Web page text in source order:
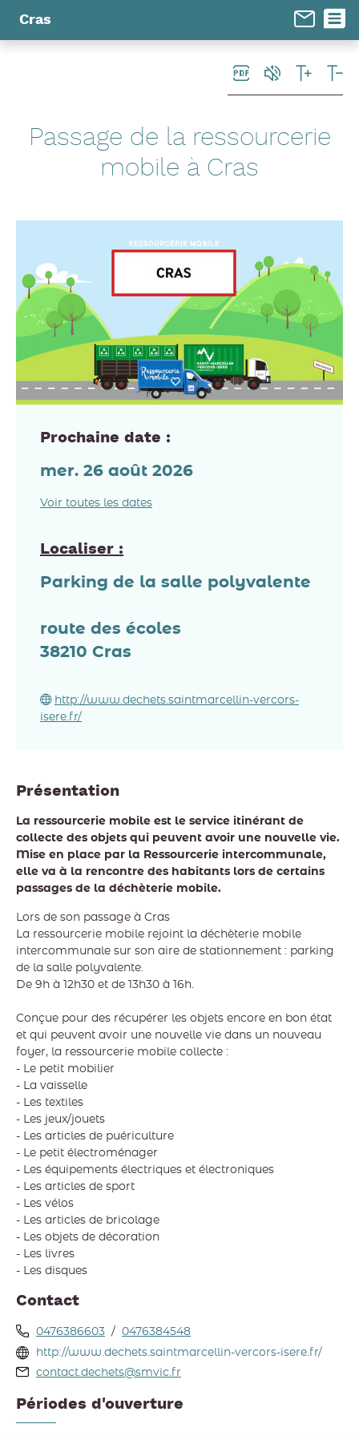
Cras
Passage de la ressourcerie
mobile à Cras
Prochaine date :
mer. 26 août 2026
Voir toutes les dates
Localiser :
Parking de la salle polyvalente
route des écoles
38210 Cras
http://www.dechets.saintmarcellin-vercors-
isere.fr/
Présentation
La ressourcerie mobile est le service itinérant de
collecte des objets qui peuvent avoir une nouvelle vie.
Mise en place par la Ressourcerie intercommunale,
elle va à la rencontre des habitants lors de certains
passages de la déchèterie mobile.
Lors de son passage à Cras
La ressourcerie mobile rejoint la déchèterie mobile
intercommunale sur son aire de stationnement : parking
de la salle polyvalente.
De 9h à 12h30 et de 13h30 à 16h.
Conçue pour des récupérer les objets encore en bon état
et qui peuvent avoir une nouvelle vie dans un nouveau
foyer, la ressourcerie mobile collecte :
- Le petit mobilier
- La vaisselle
- Les textiles
- Les jeux/jouets
- Les articles de puériculture
- Le petit électroménager
- Les équipements électriques et électroniques
- Les articles de sport
- Les vélos
- Les articles de bricolage
- Les objets de décoration
- Les livres
- Les disques
Contact
0476386603 / 0476384548
http://www.dechets.saintmarcellin-vercors-isere.fr/
contact.dechets@smvic.fr
Périodes d'ouverture